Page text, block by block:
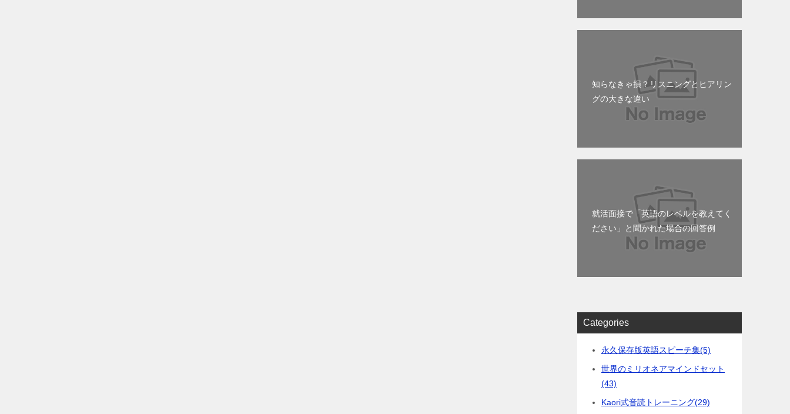
知らなきゃ損？リスニングとヒアリン
グの大きな違い
就活面接で「英語のレベルを教えてく
ださい」と聞かれた場合の回答例
Categories
永久保存版英語スピーチ集(5)
世界のミリオネアマインドセット
(43)
Kaori式音読トレーニング(29)